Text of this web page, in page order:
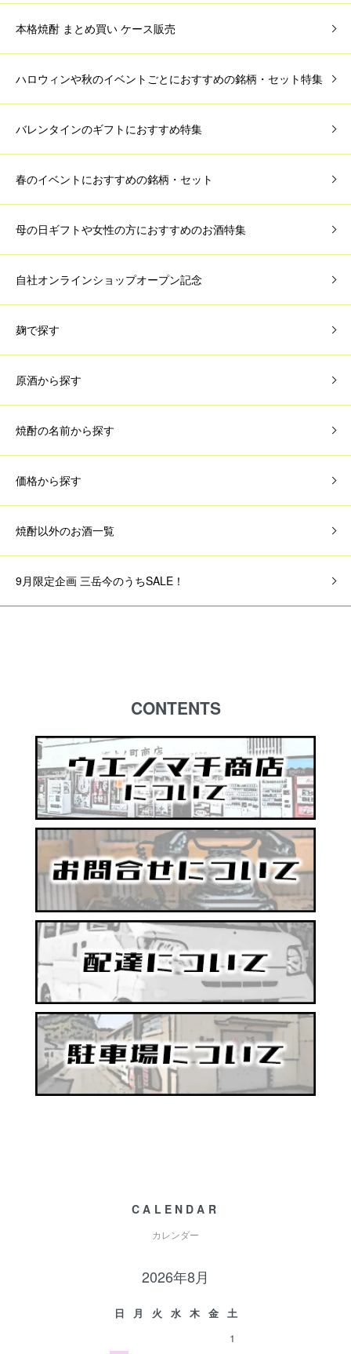
本格焼酎 まとめ買い ケース販売
ハロウィンや秋のイベントごとにおすすめの銘柄・セット特集
バレンタインのギフトにおすすめ特集
春のイベントにおすすめの銘柄・セット
母の日ギフトや女性の方におすすめのお酒特集
自社オンラインショップオープン記念
麹で探す
原酒から探す
焼酎の名前から探す
価格から探す
焼酎以外のお酒一覧
9月限定企画 三岳今のうちSALE！
CONTENTS
CALENDAR
カレンダー
2026年8月
日 月 火 水 木 金
土
1